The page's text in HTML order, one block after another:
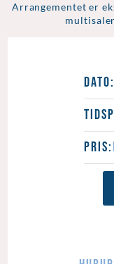
Arrangementet er
Dato:
Pris: